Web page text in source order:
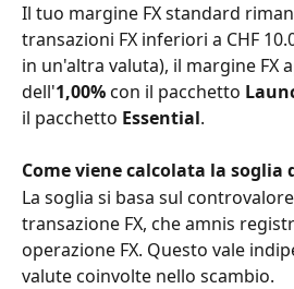
Il tuo margine FX standard
transazioni FX inferiori a CHF
in un'altra valuta), il margine FX
dell'1,00% con il pacchetto
il pacchetto Essential.
Come viene calcolata la soglia
La soglia si basa sul
transazione FX, che amnis
operazione FX. Questo vale
valute coinvolte nello scambio.